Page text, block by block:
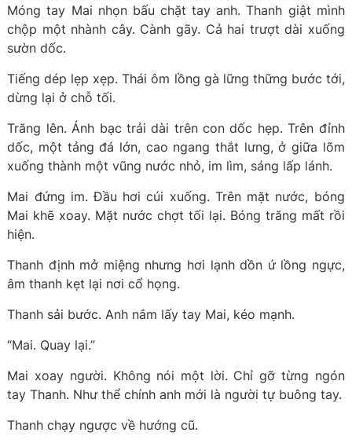
Móng tay Mai nhọn bấu chặt tay anh. Thanh giật mình
chộp một nhành cây. Cành gãy. Cả hai trượt dài xuống
sườn dốc.
Tiếng dép lẹp xẹp. Thái ôm lồng gà lững thững bước tới,
dừng lại ở chỗ tối.
Trăng lên. Ánh bạc trải dài trên con dốc hẹp. Trên đỉnh
dốc, một tảng đá lớn, cao ngang thắt lưng, ở giữa lõm
xuống thành một vũng nước nhỏ, im lìm, sáng lấp lánh.
Mai đứng im. Đầu hơi cúi xuống. Trên mặt nước, bóng
Mai khẽ xoay. Mặt nước chợt tối lại. Bóng trăng mất rồi
hiện.
Thanh định mở miệng nhưng hơi lạnh dồn ứ lồng ngực,
âm thanh kẹt lại nơi cổ họng.
Thanh sải bước. Anh nắm lấy tay Mai, kéo mạnh.
“Mai. Quay lại.”
Mai xoay người. Không nói một lời. Chỉ gỡ từng ngón
tay Thanh. Như thể chính anh mới là người tự buông tay.
Thanh chạy ngược về hướng cũ.